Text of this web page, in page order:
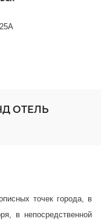
ОТЕЛЬ
точек города, в
в непосредственной